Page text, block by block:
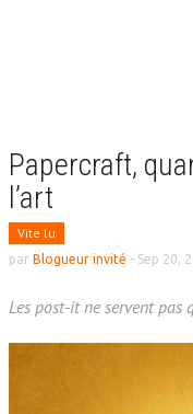
Papercraft,
l’art
Vite lu
par Blogueur invité - Sep 20,
Les post-it ne servent pas